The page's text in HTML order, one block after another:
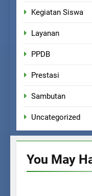
Kegiatan Siswa
Layanan
PPDB
Prestasi
Sambutan
Uncategorized
You May